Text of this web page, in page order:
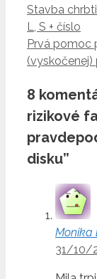
Stavba
L, S + číslo
Prvá pomoc
8
rizikové
disku”
Monika
31/10/